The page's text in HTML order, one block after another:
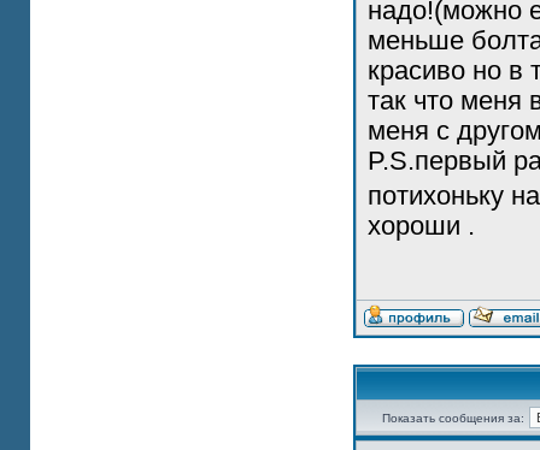
надо!(можно
меньше
красиво но в
так что меня
меня с
P.S.первый
потихоньку
хороши .
Показать сообщения за: